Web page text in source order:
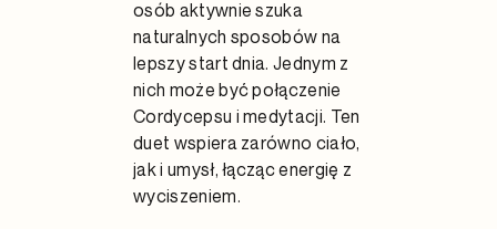
osób aktywnie szuka
naturalnych sposobów na
lepszy start dnia. Jednym z
nich może być połączenie
Cordycepsu i medytacji. Ten
duet wspiera zarówno ciało,
jak i umysł, łącząc energię z
wyciszeniem.